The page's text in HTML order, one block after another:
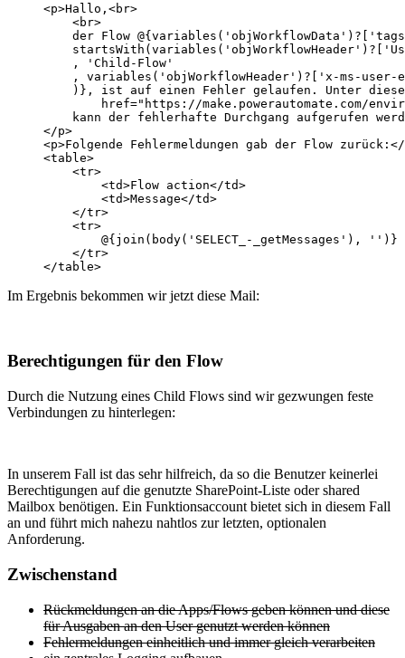
<p>Hallo,<br>
    <br>
der Flow
    , 'Child-Flow'
, variables('objWorkflowHeader')?['x-ms-user-
)}, ist auf einen Fehler gelaufen. Unter
href="https://make.powerautomate.com/
kann der fehlerhafte Durchgang aufgerufen
</p>
<p>Folgende Fehlermeldungen gab der Flow zurück:</
<table>
    <tr>
        <td>Flow action</td>
        <td>Message</td>
    </tr>
    <tr>
        @{join(body('SELECT_-_getMessages'), '')}
    </tr>
</table>
Im Ergebnis bekommen wir jetzt diese Mail:
Berechtigungen für den Flow
Durch die Nutzung eines Child Flows sind wir gezwungen feste
Verbindungen zu hinterlegen:
In unserem Fall ist das sehr hilfreich, da so die Benutzer keinerlei
Berechtigungen auf die genutzte SharePoint-Liste oder shared
Mailbox benötigen. Ein Funktionsaccount bietet sich in diesem Fall
an und führt mich nahezu nahtlos zur letzten, optionalen
Anforderung.
Zwischenstand
Rückmeldungen an die Apps/Flows geben können und diese
für Ausgaben an den User genutzt werden können
Fehlermeldungen einheitlich und immer gleich verarbeiten